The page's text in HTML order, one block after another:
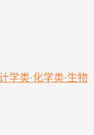
学类·化学类·生物